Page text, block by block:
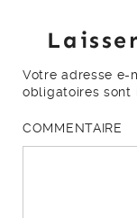
Votre adresse e-
obligatoires sont
COMMENTAIRE